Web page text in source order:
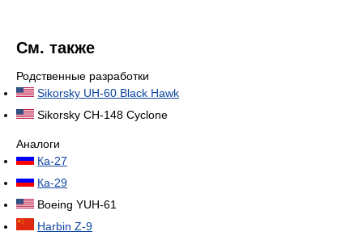
См. также
Родственные разработки
Sikorsky UH-60 Black Hawk
Sikorsky CH-148 Cyclone
Аналоги
Ка-27
Ка-29
Boeing YUH-61
Harbin Z-9